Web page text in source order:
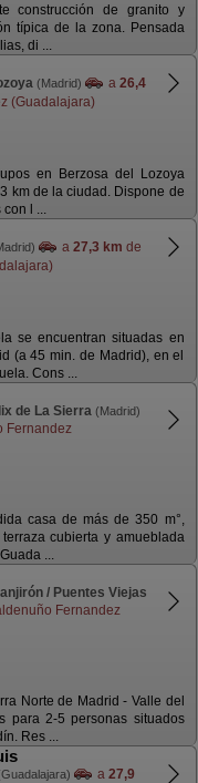
construcción de granito y
típica de la zona. Pensada
di ...
(Madrid) a 26,4
(Guadalajara)
en Berzosa del Lozoya
km de la ciudad. Dispone de
l ...
a 27,3 km de
se encuentran situadas en
(a 45 min. de Madrid), en el
Cons ...
de La Sierra (Madrid)
Fernandez
casa de más de 350 m°,
cubierta y amueblada
...
/ Puentes Viejas
Fernandez
Norte de Madrid - Valle del
para 2-5 personas situados
Res ...
a 27,9